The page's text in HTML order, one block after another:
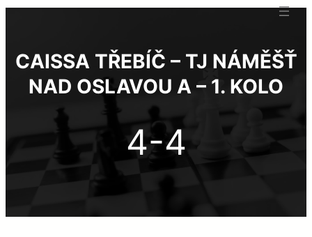
CAISSA TŘEBÍČ – TJ NÁMĚŠŤ
NAD OSLAVOU A – 1. KOLO
4-4